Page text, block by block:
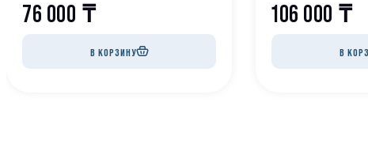
76 000 ₸
В КОРЗИНУ
106 000 ₸
В